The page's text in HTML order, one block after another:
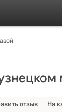
отзыв На